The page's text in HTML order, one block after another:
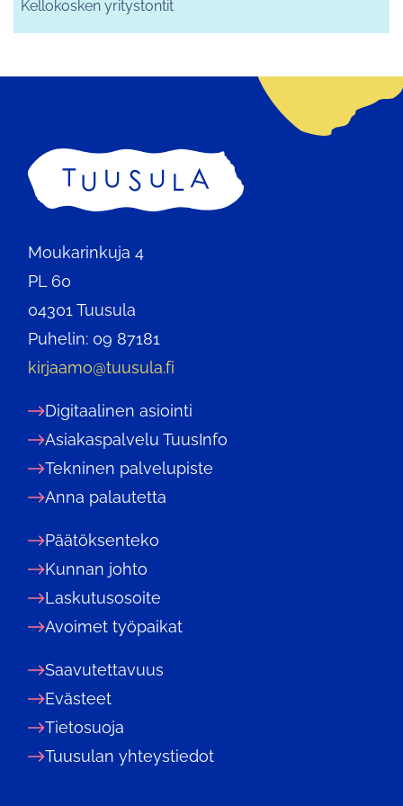
Kellokosken yritystontit
Etusivu
Moukarinkuja 4
PL 60
04301 Tuusula
Puhelin: 09 87181
kirjaamo@tuusula.fi
Digitaalinen asiointi
Asiakaspalvelu TuusInfo
Tekninen palvelupiste
Anna palautetta
Päätöksenteko
Kunnan johto
Laskutusosoite
Avoimet työpaikat
Saavutettavuus
Evästeet
Tietosuoja
Tuusulan yhteystiedot